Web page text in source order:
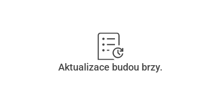
Aktualizace budou brzy.